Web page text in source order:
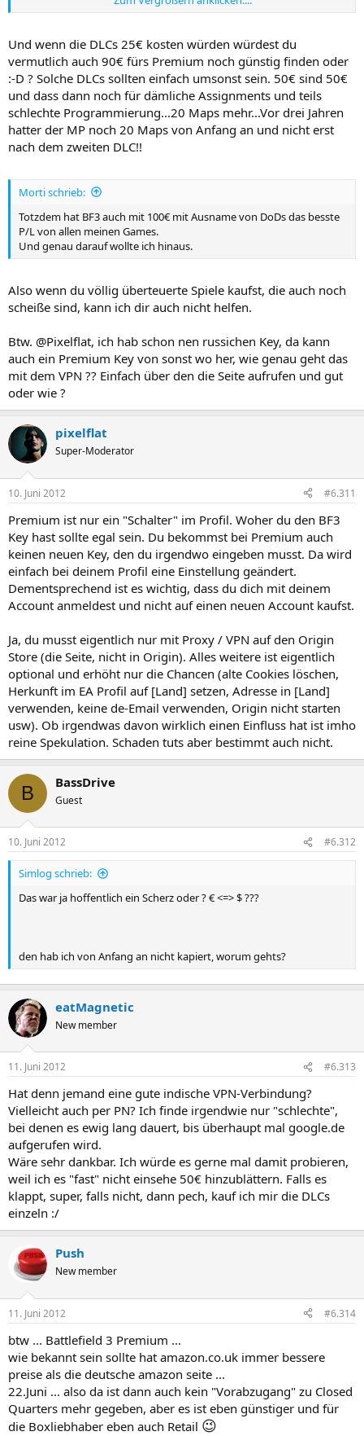
Und wenn ich mir anguck, dass ich für MW3 60€ (ohne DLCs)
durchgezockt hab, dann den Multiplayer angemacht, festgestellt
wie beschissen das Game ist und seitdem nicht wieder angefasst
habe - dann sind 100€ für BF3 gar nicht mehr viel, denn hier hatte
ich schon knappe 200 Spielstunden und da werden noch viele mehr
kommen.
Und wenn die DLCs 25€ kosten würden würdest du
vermutlich auch 90€ fürs Premium noch günstig finden oder
:-D ? Solche DLCs sollten einfach umsonst sein. 50€ sind 50€
und dass dann noch für dämliche Assignments und teils
schlechte Programmierung...20 Maps mehr...Vor drei Jahren
hatter der MP noch 20 Maps von Anfang an und nicht erst
nach dem zweiten DLC!!
Morti schrieb:
Totzdem hat BF3 auch mit 100€ mit Ausname von DoDs das besste
P/L von allen meinen Games.
Und genau darauf wollte ich hinaus.
Also wenn du völlig überteuerte Spiele kaufst, die auch noch
scheiße sind, kann ich dir auch nicht helfen.
Btw. @Pixelflat, ich hab schon nen russichen Key, da kann
auch ein Premium Key von sonst wo her, wie genau geht das
mit dem VPN ?? Einfach über den die Seite aufrufen und gut
oder wie ?
pixelflat
Super-Moderator
10. Juni 2012 #6.311
Premium ist nur ein "Schalter" im Profil. Woher du den BF3
Key hast sollte egal sein. Du bekommst bei Premium auch
keinen neuen Key, den du irgendwo eingeben musst. Da wird
einfach bei deinem Profil eine Einstellung geändert.
Dementsprechend ist es wichtig, dass du dich mit deinem
Account anmeldest und nicht auf einen neuen Account kaufst.
Ja, du musst eigentlich nur mit Proxy / VPN auf den Origin
Store (die Seite, nicht in Origin). Alles weitere ist eigentlich
optional und erhöht nur die Chancen (alte Cookies löschen,
Herkunft im EA Profil auf [Land] setzen, Adresse in [Land]
verwenden, keine de-Email verwenden, Origin nicht starten
usw). Ob irgendwas davon wirklich einen Einfluss hat ist imho
reine Spekulation. Schaden tuts aber bestimmt auch nicht.
B BassDrive
Guest
10. Juni 2012 #6.312
Simlog schrieb:
Das war ja hoffentlich ein Scherz oder ? € <=> $ ???
den hab ich von Anfang an nicht kapiert, worum gehts?
eatMagnetic
New member
11. Juni 2012 #6.313
Hat denn jemand eine gute indische VPN-Verbindung?
Vielleicht auch per PN? Ich finde irgendwie nur "schlechte",
bei denen es ewig lang dauert, bis überhaupt mal google.de
aufgerufen wird.
Wäre sehr dankbar. Ich würde es gerne mal damit probieren,
weil ich es "fast" nicht einsehe 50€ hinzublättern. Falls es
klappt, super, falls nicht, dann pech, kauf ich mir die DLCs
einzeln :/
Push
New member
11. Juni 2012 #6.314
btw ... Battlefield 3 Premium ...
wie bekannt sein sollte hat amazon.co.uk immer bessere
preise als die deutsche amazon seite ...
22.Juni ... also da ist dann auch kein "Vorabzugang" zu Closed
Quarters mehr gegeben, aber es ist eben günstiger und für
die Boxliebhaber eben auch Retail 😉